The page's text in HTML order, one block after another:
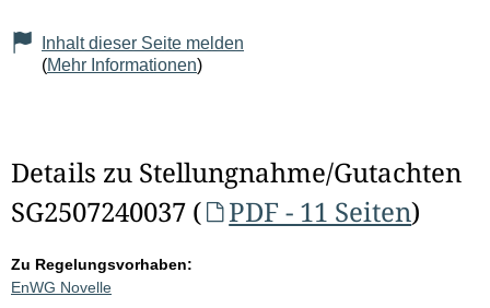
Inhalt dieser Seite melden
(Mehr Informationen)
Details zu Stellungnahme/Gutachten
SG2507240037 (
PDF - 11 Seiten)
Zu Regelungsvorhaben:
EnWG Novelle